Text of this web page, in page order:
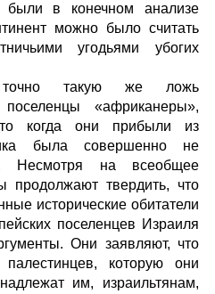
в конечном анализе
можно было считать
угодьями убогих
точно такую же ложь
«африканеры»,
когда они прибыли из
была совершенно не
Несмотря на всеобщее
продолжают твердить, что
исторические обитатели
поселенцев Израиля
Они заявляют, что
которую они
им, израильтянам,